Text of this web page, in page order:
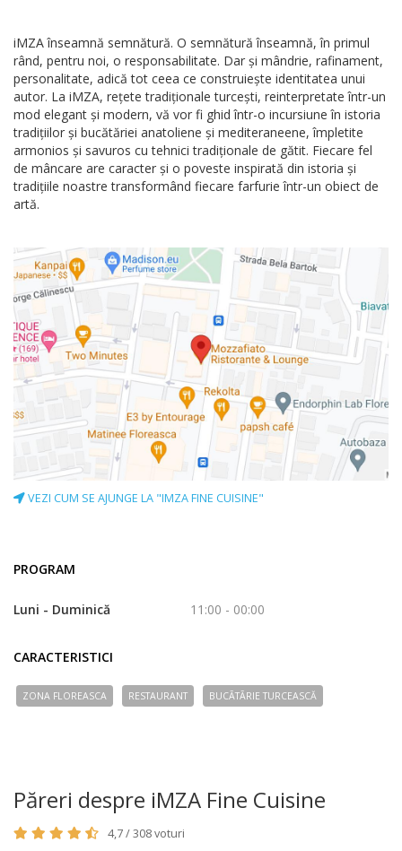
iMZA înseamnă semnătură. O semnătură înseamnă, în primul
rând, pentru noi, o responsabilitate. Dar și mândrie, rafinament,
personalitate, adică tot ceea ce construiește identitatea unui
autor. La iMZA, rețete tradiționale turcești, reinterpretate într-un
mod elegant și modern, vă vor fi ghid într-o incursiune în istoria
tradițiilor și bucătăriei anatoliene și mediteraneene, împletite
armonios și savuros cu tehnici tradiționale de gătit. Fiecare fel
de mâncare are caracter și o poveste inspirată din istoria și
tradițiile noastre transformând fiecare farfurie într-un obiect de
artă.
VEZI CUM SE AJUNGE LA "IMZA FINE CUISINE"
PROGRAM
Luni - Duminică 11:00 - 00:00
CARACTERISTICI
ZONA FLOREASCA RESTAURANT BUCÃTÃRIE TURCEASCĂ
Păreri despre iMZA Fine Cuisine
4,7 / 308 voturi